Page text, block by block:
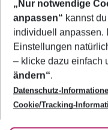
Footer
Footer navigation
Über uns
AGB
Bestpreisgarantie
Cookie-Einstellungen
Cookie-Richtlinie
Agenturbetreuung
Barrierefreies Reisen
Folge uns
„Nur notwendige
anpassen“ kannst
individuell anpassen.
Einstellungen
– klicke dazu einfach
ändern“.
Datenschutz-
Cookie/Tracking-